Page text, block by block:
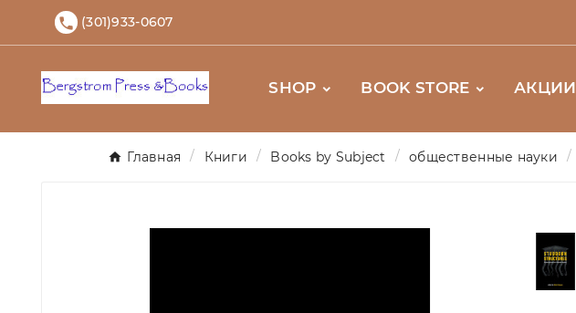
 (301)933-0607
SHOP BOOK STORE АКЦИИ
Главная Книги Books by Subject общественные науки